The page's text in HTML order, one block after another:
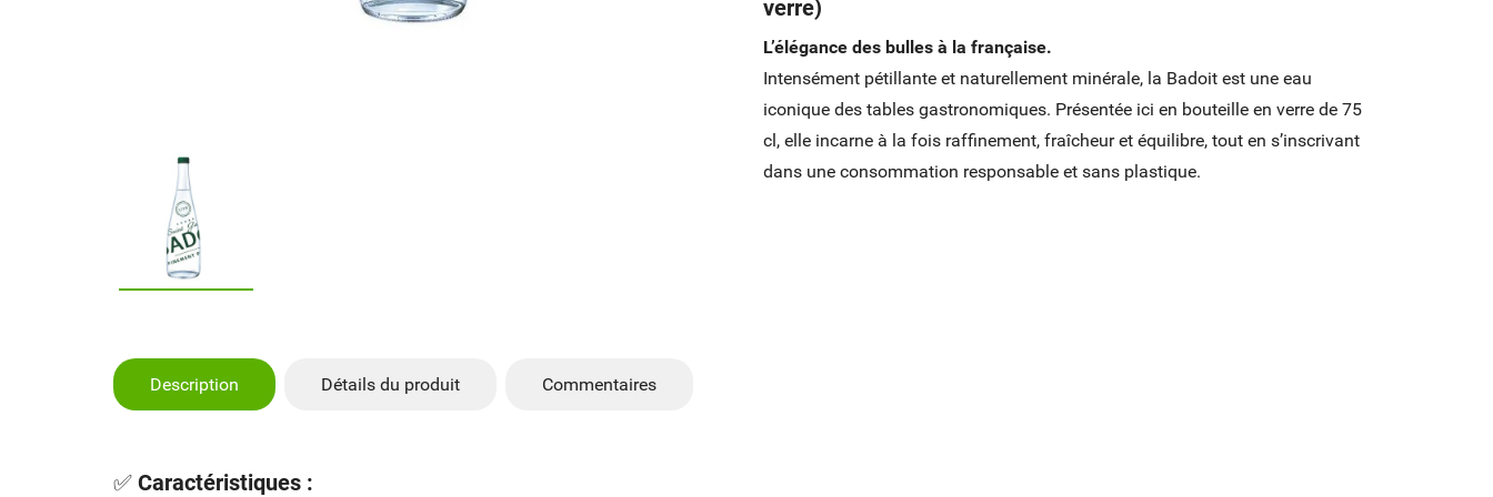
verre)
L’élégance des bulles à la française.
Intensément pétillante et naturellement minérale, la Badoit est une eau
iconique des tables gastronomiques. Présentée ici en bouteille en verre de 75
cl, elle incarne à la fois raffinement, fraîcheur et équilibre, tout en s’inscrivant
dans une consommation responsable et sans plastique.
Description Détails du produit Commentaires
✅ Caractéristiques :